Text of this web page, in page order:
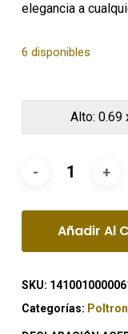
elegancia a
6 disponibles
Alto: 0.69
Añadir Al
SKU:
Categorías: